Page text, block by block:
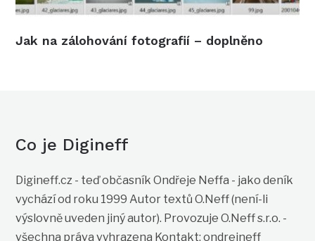
Jak na zálohování fotografií – doplněno
Co je Digineff
Digineff.cz - teď občasník Ondřeje Neffa - jako deník
vychází od roku 1999 Autor textů O.Neff (není-li
výslovně uveden jiný autor). Provozuje O.Neff s.r.o. -
všechna práva vyhrazena Kontakt: ondrejneff